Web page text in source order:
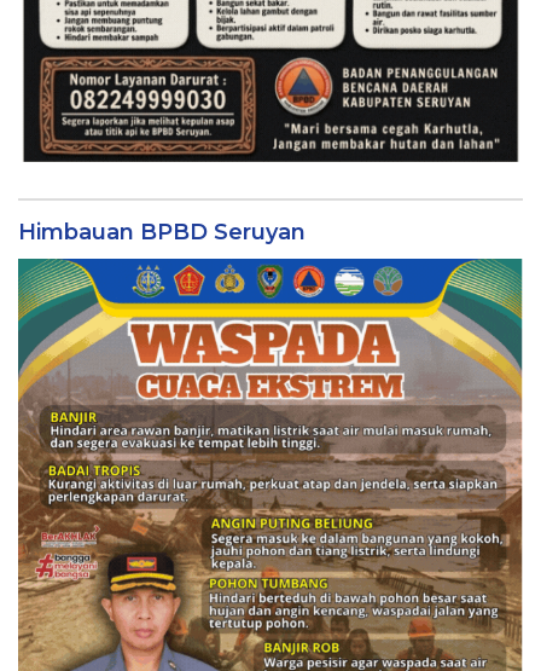
Himbauan BPBD Seruyan